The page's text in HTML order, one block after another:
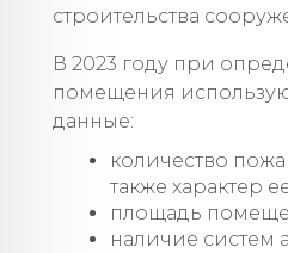
строительства
В 2023 году при
помещения
данные:
количество
также характер
площадь
наличие систем